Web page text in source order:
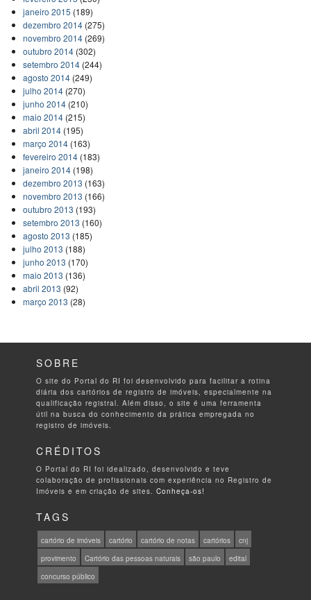
janeiro 2015 (189)
dezembro 2014(275)
novembro 2014(269)
outubro 2014(302)
setembro 2014(244)
agosto 2014(249)
julho 2014(270)
junho 2014(210)
maio 2014(215)
abril 2014(195)
março 2014(163)
fevereiro 2014(183)
janeiro 2014(198)
dezembro 2013 (163)
novembro 2013 (166)
outubro 2013 (193)
setembro 2013 (160)
agosto 2013 (185)
julho 2013 (188)
junho 2013 (170)
maio 2013 (136)
abril 2013 (92)
março 2013 (28)
SOBRE
O site do Portal do RI foi desenvolvido para facilitar a rotina
diária dos cartórios de registro de imóveis, especialmente na
qualificação registral. Além disso, o site é uma ferramenta
útil na busca do conhecimento da prática empregada no
registro de imóveis.
CRÉDITOS
O Portal do RI foi idealizado, desenvolvido e teve
colaboração de profissionais com experiência no Registro de
Imóveis e em criação de sites.Conheça-os!
TAGS
cartório de imóveis cartório cartório de notas cartórios
cnj
provimento
Cartório das pessoas naturais são paulo
edital
concurso público